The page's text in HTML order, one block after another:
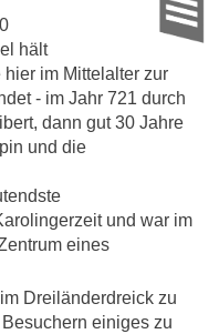
hält
im Mittelalter zur
- im Jahr 721 durch
dann gut 30 Jahre
und die
und war im
eines
Dreiländerdreick zu
einiges zu